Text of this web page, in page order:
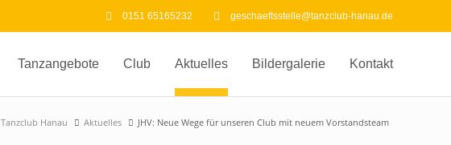
0151 65165232 geschaeftsstelle@tanzclub-hanau.de
Tanzangebote Club Aktuelles Bildergalerie Kontakt
Tanzclub Hanau Aktuelles JHV: Neue Wege für unseren Club mit neuem Vorstandsteam